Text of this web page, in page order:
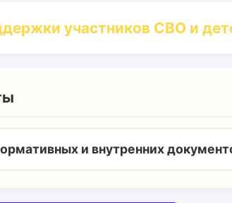
участников СВО и
и внутренних